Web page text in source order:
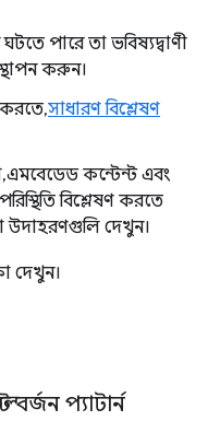
পারে তা ভবিষ্যদ্বাণী
করুন।
করতে,সাধারণ বিশ্লেষণ
এমবেডেড কন্টেন্ট এবং
বিশ্লেষণ করতে
দেখুন।
দেখুন।
প্যাটার্ন